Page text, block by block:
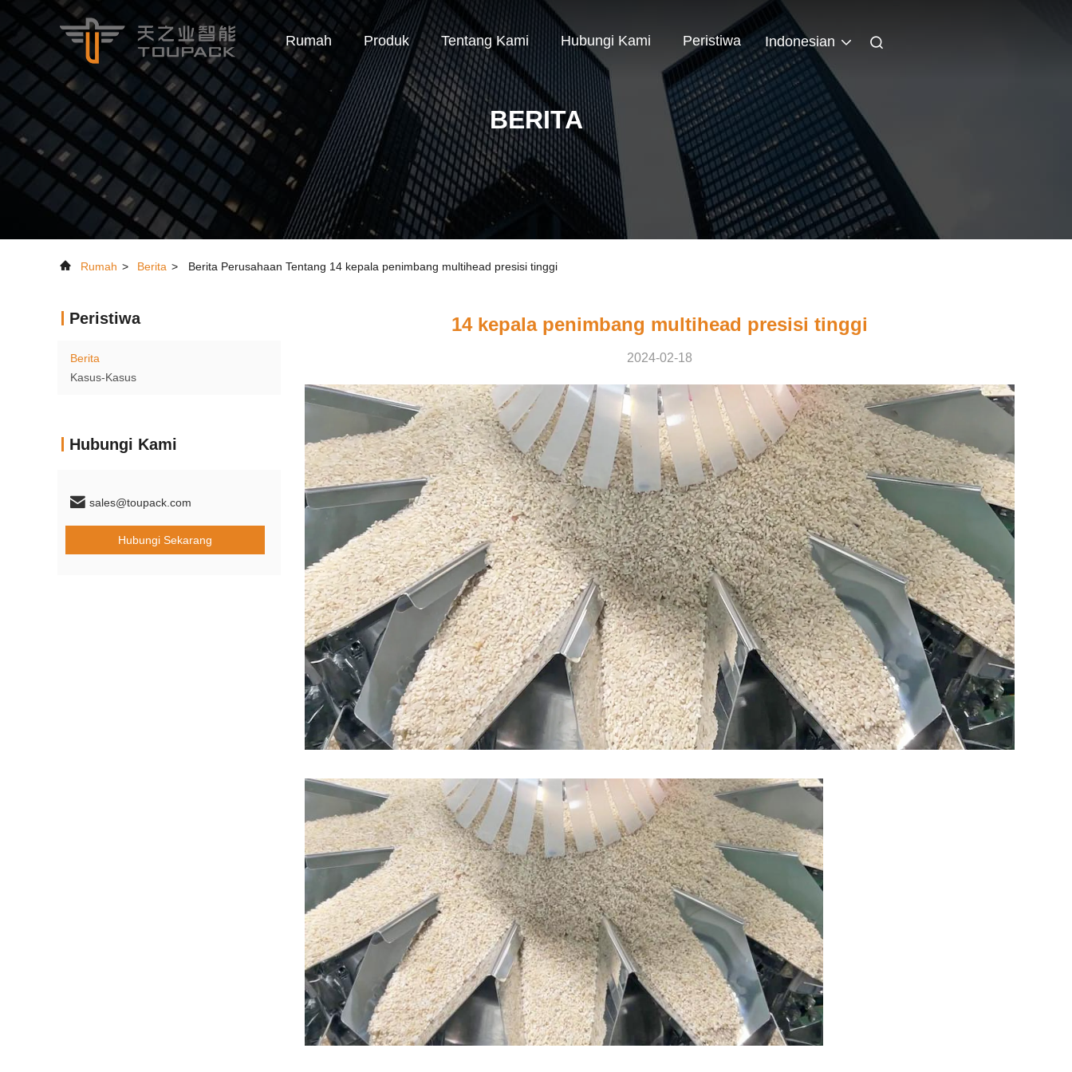
Rumah Produk Tentang Kami Hubungi Kami Peristiwa Indonesian
BERITA
Rumah > Berita > Berita Perusahaan Tentang 14 kepala penimbang multihead presisi tinggi
Peristiwa
Berita
Kasus-Kasus
Hubungi Kami
sales@toupack.com
Hubungi Sekarang
14 kepala penimbang multihead presisi tinggi
2024-02-18